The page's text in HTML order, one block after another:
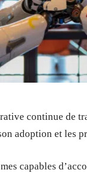
continue de
adoption et les
capables